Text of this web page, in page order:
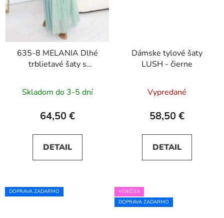
635-8 MELANIA Dlhé
trblietavé šaty s
rukávmi - pistáciová
Skladom do 3-5 dní
64,50 €
DETAIL
Dámske tylové šaty
LUSH - čierne
Vypredané
58,50 €
DETAIL
DOPRAVA ZADARMO
VISKÓZA
DOPRAVA ZADARMO